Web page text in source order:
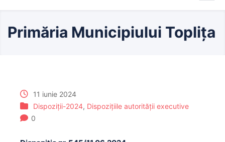
Primăria Municipiului Toplița
11 iunie 2024
Dispoziții-2024, Dispozițiile autorității executive
0